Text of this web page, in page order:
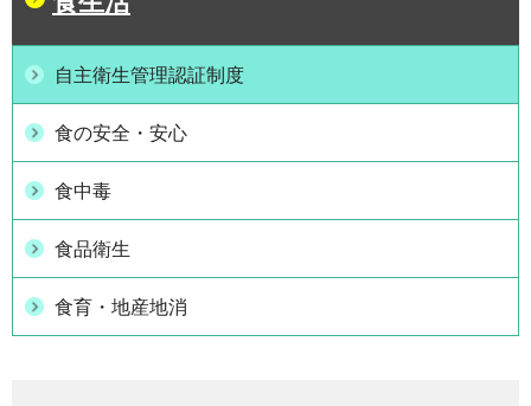
自主衛生管理認証制度
食の安全・安心
食中毒
食品衛生
食育・地産地消